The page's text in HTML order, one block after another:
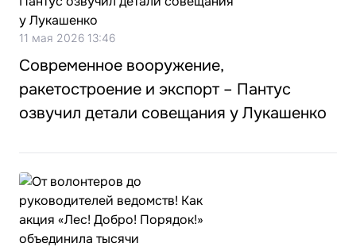
11 мая 2026 13:46
Современное вооружение,
ракетостроение и экспорт – Пантус
озвучил детали совещания у Лукашенко